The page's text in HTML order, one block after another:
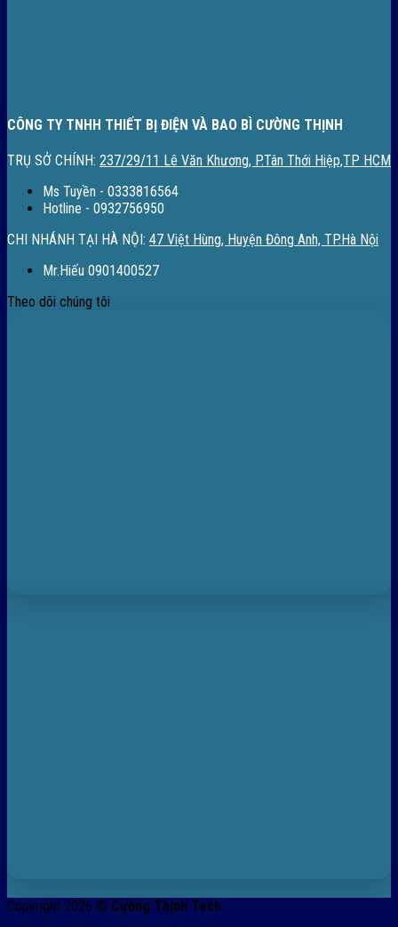
CÔNG TY TNHH THIẾT BỊ ĐIỆN VÀ BAO BÌ CƯỜNG THỊNH
TRỤ SỞ CHÍNH: 237/29/11 Lê Văn Khương, P.Tân Thới Hiệp,TP HCM
Ms Tuyền - 0333816564
Hotline - 0932756950
CHI NHÁNH TẠI HÀ NỘI: 47 Việt Hùng, Huyện Đông Anh, TP.Hà Nội
Mr.Hiếu 0901400527
Theo dõi chúng tôi
Copyright 2026 © Cường Thịnh Tech